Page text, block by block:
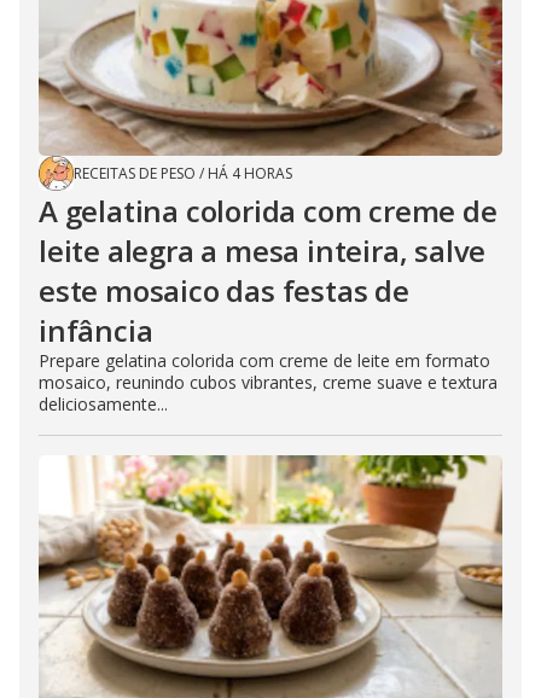
RECEITAS DE PESO / HÁ 4 HORAS
A gelatina colorida com creme de
leite alegra a mesa inteira, salve
este mosaico das festas de
infância
Prepare gelatina colorida com creme de leite em formato
mosaico, reunindo cubos vibrantes, creme suave e textura
deliciosamente...